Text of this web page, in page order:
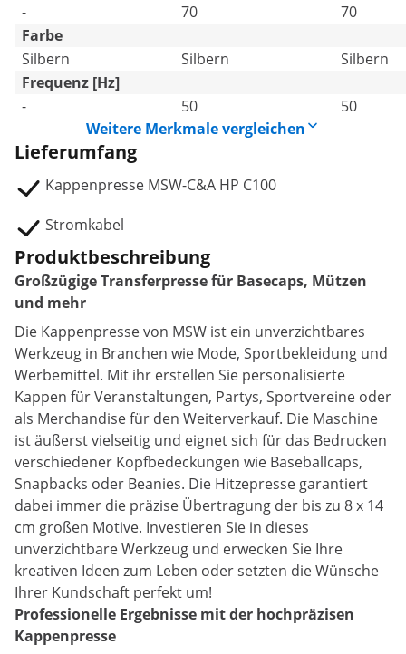
-
70
70
Farbe
Silbern
Silbern
Silbern
Frequenz [Hz]
-
50
50
Weitere Merkmale vergleichen
Lieferumfang
Kappenpresse MSW-C&A HP C100
Stromkabel
Produktbeschreibung
Großzügige Transferpresse für Basecaps, Mützen
und mehr
Die Kappenpresse von MSW ist ein unverzichtbares
Werkzeug in Branchen wie Mode, Sportbekleidung und
Werbemittel. Mit ihr erstellen Sie personalisierte
Kappen für Veranstaltungen, Partys, Sportvereine oder
als Merchandise für den Weiterverkauf. Die Maschine
ist äußerst vielseitig und eignet sich für das Bedrucken
verschiedener Kopfbedeckungen wie Baseballcaps,
Snapbacks oder Beanies. Die Hitzepresse garantiert
dabei immer die präzise Übertragung der bis zu 8 x 14
cm großen Motive. Investieren Sie in dieses
unverzichtbare Werkzeug und erwecken Sie Ihre
kreativen Ideen zum Leben oder setzten die Wünsche
Ihrer Kundschaft perfekt um!
Professionelle Ergebnisse mit der hochpräzisen
Kappenpresse